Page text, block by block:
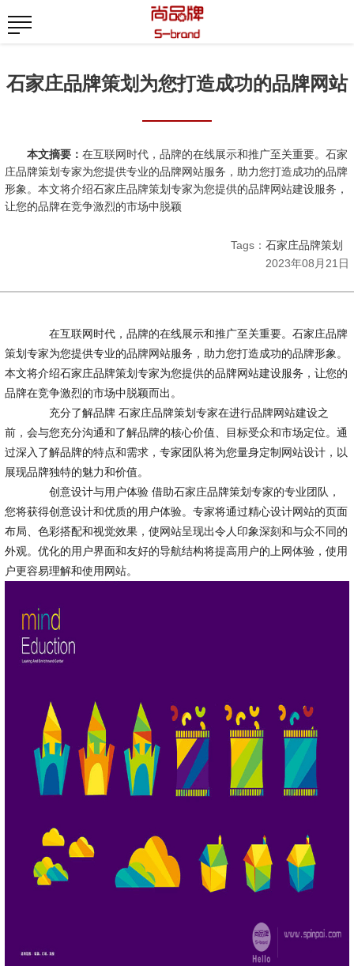
石家庄品牌策划为您打造成功的品牌网站
本文摘要： 在互联网时代，品牌的在线展示和推广至关重要。石家
庄品牌策划专家为您提供专业的品牌网站服务，助力您打造成功的品牌
形象。本文将介绍石家庄品牌策划专家为您提供的品牌网站建设服务，
让您的品牌在竞争激烈的市场中脱颖
Tags： 石家庄品牌策划
2023年08月21日
在互联网时代，品牌的在线展示和推广至关重要。石家庄品牌
策划专家为您提供专业的品牌网站服务，助力您打造成功的品牌形象。
本文将介绍石家庄品牌策划专家为您提供的品牌网站建设服务，让您的
品牌在竞争激烈的市场中脱颖而出。
充分了解品牌 石家庄品牌策划专家在进行品牌网站建设之
前，会与您充分沟通和了解品牌的核心价值、目标受众和市场定位。通
过深入了解品牌的特点和需求，专家团队将为您量身定制网站设计，以
展现品牌独特的魅力和价值。
创意设计与用户体验 借助石家庄品牌策划专家的专业团队，
您将获得创意设计和优质的用户体验。专家将通过精心设计网站的页面
布局、色彩搭配和视觉效果，使网站呈现出令人印象深刻和与众不同的
外观。优化的用户界面和友好的导航结构将提高用户的上网体验，使用
户更容易理解和使用网站。